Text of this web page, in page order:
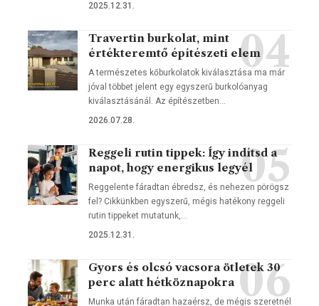
2025.12.31.
Travertin burkolat, mint
értékteremtő építészeti elem
A természetes kőburkolatok kiválasztása ma már
jóval többet jelent egy egyszerű burkolóanyag
kiválasztásánál. Az építészetben…
2026.07.28.
Reggeli rutin tippek: Így indítsd a
napot, hogy energikus legyél
Reggelente fáradtan ébredsz, és nehezen pörögsz
fel? Cikkünkben egyszerű, mégis hatékony reggeli
rutin tippeket mutatunk,…
2025.12.31.
Gyors és olcsó vacsora ötletek 30
perc alatt hétköznapokra
Munka után fáradtan hazaérsz, de mégis szeretnél